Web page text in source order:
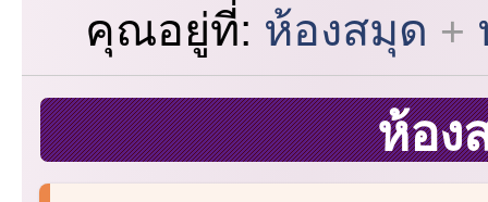
คุณอยู่ที่: ห้องสมุด
ห้อง